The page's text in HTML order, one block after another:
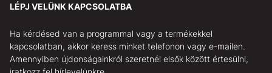
LÉPJ VELÜNK KAPCSOLATBA
Ha kérdésed van a programmal vagy a termékekkel
kapcsolatban, akkor keress minket telefonon vagy e-mailen.
Amennyiben újdonságainkról szeretnél elsők között értesülni,